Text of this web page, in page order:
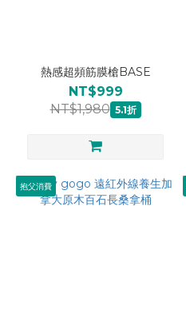
熱感超頻筋膜槍BASE
NT$999
NT$1,980 5.1折
抱父消費